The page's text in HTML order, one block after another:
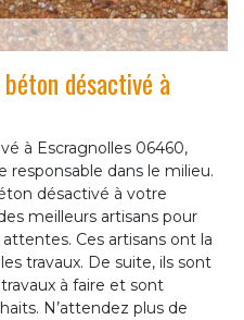
désactivé à
à Escragnolles 06460,
dans le milieu.
désactivé à votre
meilleurs artisans pour
Ces artisans ont la
travaux. De suite, ils sont
à faire et sont
N’attendez plus de